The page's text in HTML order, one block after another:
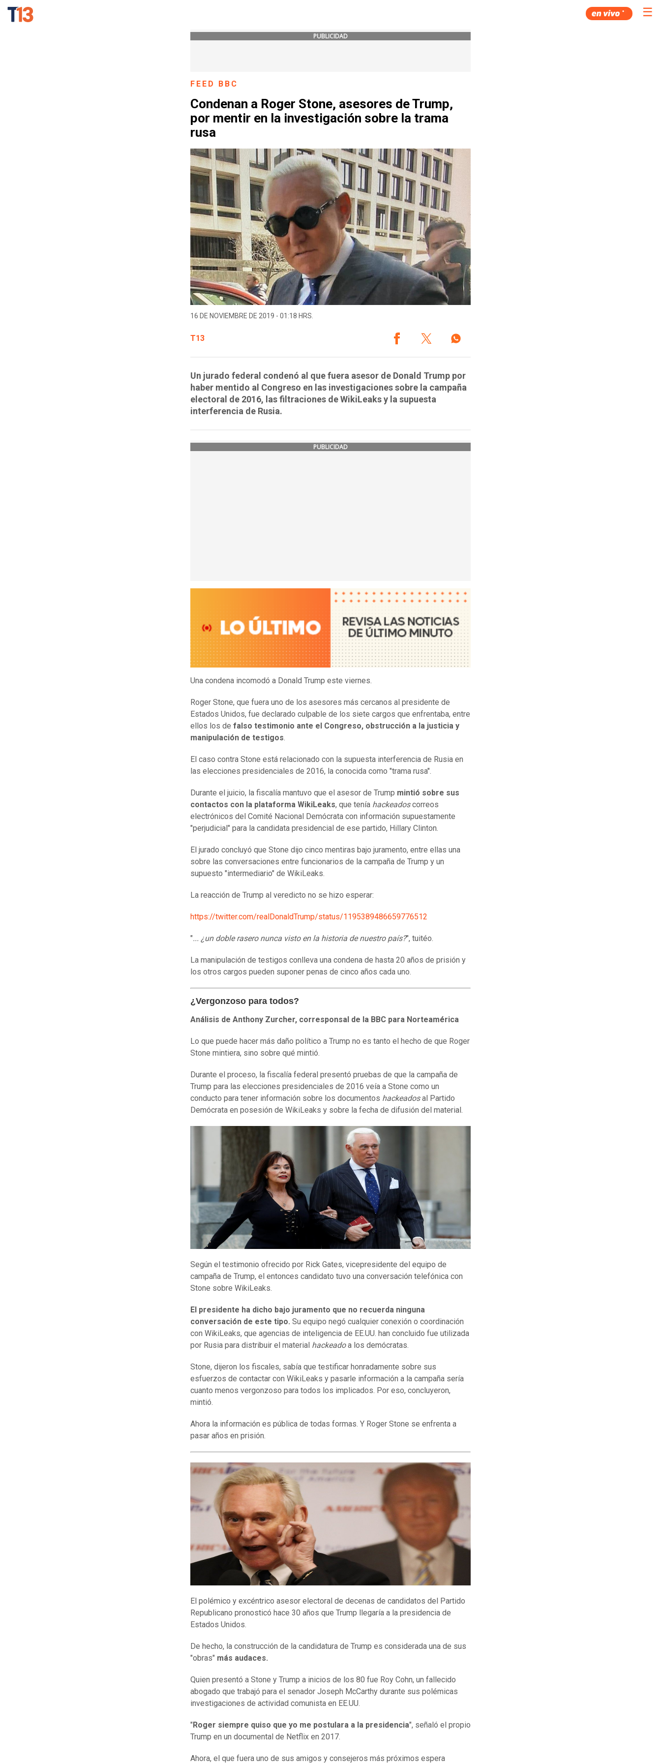
☰
PUBLICIDAD
FEED BBC
Condenan a Roger Stone, asesores de Trump,
por mentir en la investigación sobre la trama
rusa
16 DE NOVIEMBRE DE 2019 - 01:18 HRS.
T13
Un jurado federal condenó al que fuera asesor de Donald Trump por
haber mentido al Congreso en las investigaciones sobre la campaña
electoral de 2016, las filtraciones de WikiLeaks y la supuesta
interferencia de Rusia.
PUBLICIDAD
Una condena incomodó a Donald Trump este viernes.
Roger Stone, que fuera uno de los asesores más cercanos al presidente de
Estados Unidos, fue declarado culpable de los siete cargos que enfrentaba, entre
ellos los de falso testimonio ante el Congreso, obstrucción a la justicia y
manipulación de testigos.
El caso contra Stone está relacionado con la supuesta interferencia de Rusia en
las elecciones presidenciales de 2016, la conocida como "trama rusa".
Durante el juicio, la fiscalía mantuvo que el asesor de Trump mintió sobre sus
contactos con la plataforma WikiLeaks, que tenía hackeadoscorreos
electrónicos del Comité Nacional Demócrata con información supuestamente
"perjudicial" para la candidata presidencial de ese partido, Hillary Clinton.
El jurado concluyó que Stone dijo cinco mentiras bajo juramento, entre ellas una
sobre las conversaciones entre funcionarios de la campaña de Trump y un
supuesto "intermediario" de WikiLeaks.
La reacción de Trump al veredicto no se hizo esperar:
https://twitter.com/realDonaldTrump/status/1195389486659776512
"... ¿un doble rasero nunca visto en la historia de nuestro país?", tuitéo.
La manipulación de testigos conlleva una condena de hasta 20 años de prisión y
los otros cargos pueden suponer penas de cinco años cada uno.
¿Vergonzoso para todos?
Análisis de Anthony Zurcher, corresponsal de la BBC para Norteamérica
Lo que puede hacer más daño político a Trump no es tanto el hecho de que Roger
Stone mintiera, sino sobre qué mintió.
Durante el proceso, la fiscalía federal presentó pruebas de que la campaña de
Trump para las elecciones presidenciales de 2016 veía a Stone como un
conducto para tener información sobre los documentos hackeadosal Partido
Demócrata en posesión de WikiLeaks y sobre la fecha de difusión del material.
Según el testimonio ofrecido por Rick Gates, vicepresidente del equipo de
campaña de Trump, el entonces candidato tuvo una conversación telefónica con
Stone sobre WikiLeaks.
El presidente ha dicho bajo juramento que no recuerda ninguna
conversación de este tipo. Su equipo negó cualquier conexión o coordinación
con WikiLeaks, que agencias de inteligencia de EE.UU. han concluido fue utilizada
por Rusia para distribuir el material hackeadoa los demócratas.
Stone, dijeron los fiscales, sabía que testificar honradamente sobre sus
esfuerzos de contactar con WikiLeaks y pasarle información a la campaña sería
cuanto menos vergonzoso para todos los implicados. Por eso, concluyeron,
mintió.
Ahora la información es pública de todas formas. Y Roger Stone se enfrenta a
pasar años en prisión.
El polémico y excéntrico asesor electoral de decenas de candidatos del Partido
Republicano pronosticó hace 30 años que Trump llegaría a la presidencia de
Estados Unidos.
De hecho, la construcción de la candidatura de Trump es considerada una de sus
"obras" más audaces.
Quien presentó a Stone y Trump a inicios de los 80 fue Roy Cohn, un fallecido
abogado que trabajó para el senador Joseph McCarthy durante sus polémicas
investigaciones de actividad comunista en EE.UU.
"Roger siempre quiso que yo me postulara a la presidencia", señaló el propio
Trump en un documental de Netflix en 2017.
Ahora, el que fuera uno de sus amigos y consejeros más próximos espera